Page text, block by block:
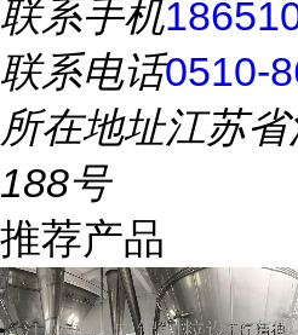
联系手机
联系电话0510-
所在地址江苏
188号
推荐产品